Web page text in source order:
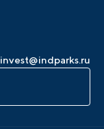
invest@indparks.ru